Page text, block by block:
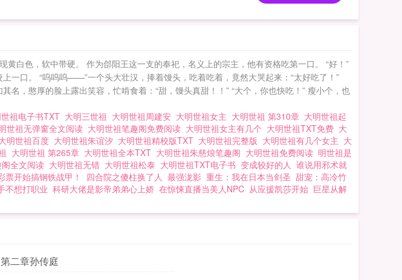
白色，软中带硬。 作为郃阳王这一支的奉祀，名义上的宗主，他有资格吃第一口。 “好！”
一口。 “呜呜呜——”一个头大壮汉，捧着馒头，吃着吃着，竟然大哭起来：“太好吃了！”
名，憨厚的脸上露出笑容，忙啃食着：“甜，馒头真甜！！” “大个，你也快吃！” 瘦小个，也
祖电子书TXT 大明三世祖 大明世祖周建安 大明世祖女主 大明世祖 第310章 大明世祖起
世祖无弹窗全文阅读 大明世祖笔趣阁免费阅读 大明世祖女主有几个 大明世祖TXT免费 大
明世祖百度 大明世祖朱谊汐 大明世祖精校版TXT 大明世祖完整版 大明世祖有几个女主 大
大明世祖 第265章 大明世祖全本TXT 大明世祖朱慈烺笔趣阁 大明世祖免费阅读 明世祖是
全文阅读 大明世祖无错 大明世祖松泰 大明世祖TXT电子书 变成较好的人 谁说用邪术就
票开始搞钢铁战甲！ 四合院之傻柱换了人 最强泷影 重生：我在日本当剑圣 甜宠：高冷竹
不想打职业 科研大佬是影帝弟弟心上娇 在惊悚直播当美人NPC 从应援凯莎开始 巨星从解
第二章孙传庭